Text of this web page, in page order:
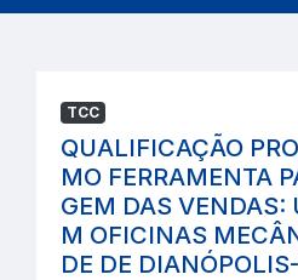
TCC
QUALIFICAÇÃO
MO FERRAMENTA
GEM DAS VENDAS:
M OFICINAS
DE DE